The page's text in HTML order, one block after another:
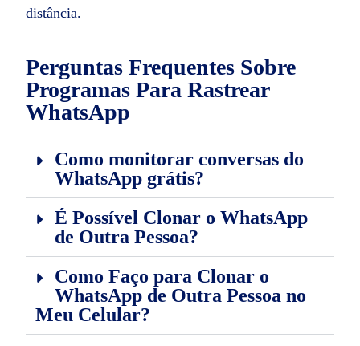
distância.
Perguntas Frequentes Sobre
Programas Para Rastrear
WhatsApp
Como monitorar conversas do
WhatsApp grátis?
É Possível Clonar o WhatsApp
de Outra Pessoa?
Como Faço para Clonar o
WhatsApp de Outra Pessoa no
Meu Celular?